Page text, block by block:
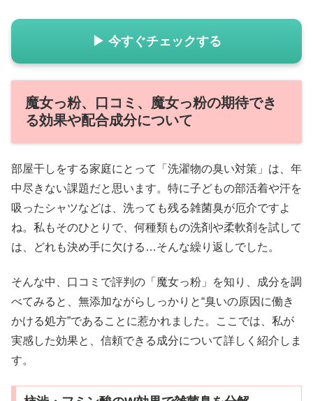
▶ 今すぐチェックする
魔女っ粉、口コミ、魔女っ粉の期待でき
る効果や配合成分について
部屋干しをする家庭にとって「洗濯物の臭い対策」は、年
中尽きない課題だと思います。特に子どもの部活着や汗を
吸ったシャツなどは、洗っても残る雑菌臭が厄介ですよ
ね。私もそのひとりで、何種類もの洗剤や柔軟剤を試して
は、どれも決め手に欠ける…そんな繰り返しでした。
そんな中、口コミで評判の「魔女っ粉」を知り、成分を調
べてみると、無添加ながらしっかりと“臭いの原因に働き
かける処方”であることに惹かれました。ここでは、私が
実感した効果と、信頼できる成分について詳しく紹介しま
す。